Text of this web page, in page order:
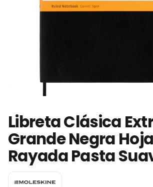
Libreta Clásica
Grande Negra Hoja
Rayada Pasta